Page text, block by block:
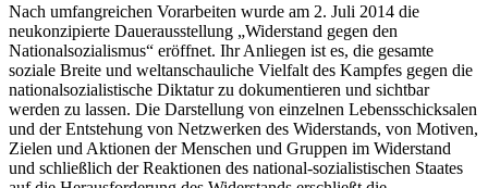
Nach umfangreichen Vorarbeiten wurde am 2. Juli 2014 die
neukonzipierte Dauerausstellung „Widerstand gegen den
Nationalsozialismus“ eröffnet. Ihr Anliegen ist es, die gesamte
soziale Breite und weltanschauliche Vielfalt des Kampfes gegen die
nationalsozialistische Diktatur zu dokumentieren und sichtbar
werden zu lassen. Die Darstellung von einzelnen Lebensschicksalen
und der Entstehung von Netzwerken des Widerstands, von Motiven,
Zielen und Aktionen der Menschen und Gruppen im Widerstand
und schließlich der Reaktionen des national-sozialistischen Staates